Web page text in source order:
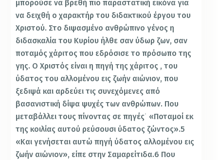
μπορούσε να βρεθή πιο παραστατική εικόνα για
να δειχθή ο χαρακτήρ του διδακτικού έργου του
Χριστού. Στο διψασμένο ανθρώπινο γένος η
διδασκαλία του Κυρίου ήλθε σαν ύδωρ ζων, σαν
ποταμός χάριτος που εδρόσισε το πρόσωπο της
γης. Ο Χριστός είναι η πηγή της χάριτος , του
ύδατος του αλλομένου εις ζωήν αιώνιον, που
ξεδιψά και αρδεύει τις συνεχόμενες από
βασανιστική δίψα ψυχές των ανθρώπων. Που
μεταβάλλει τους πίνοντας σε πηγές˙ «Ποταμοί εκ
της κοιλίας αυτού ρεύσουσι ύδατος ζώντος».5
«Και γενήσεται αυτώ πηγή ύδατος αλλομένου εις
ζωήν αιώνιον», είπε στην Σαμαρείτιδα.6 Που